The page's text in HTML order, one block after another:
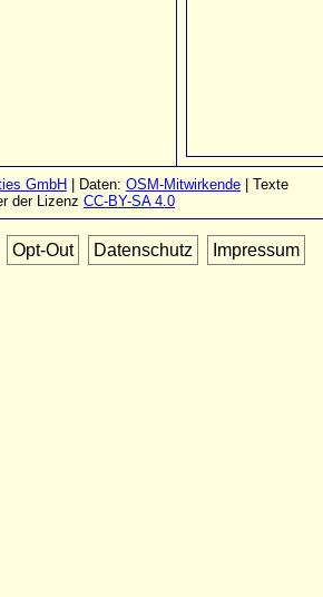
GmbH | Daten: OSM-Mitwirkende | Texte
der Lizenz CC-BY-SA 4.0
Opt-Out Datenschutz Impressum